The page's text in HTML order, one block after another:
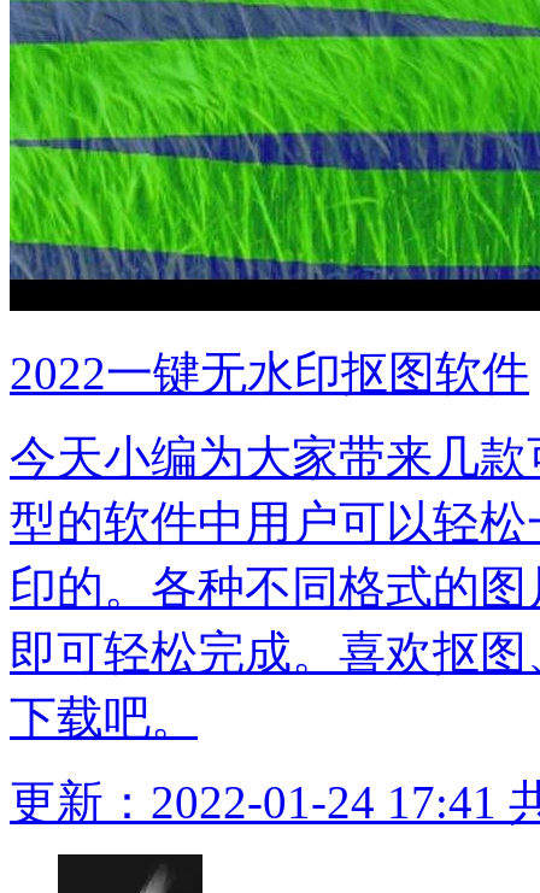
2022一键无水印抠图软件
今天小编为大家带来几
型的软件中用户可以轻
印的。各种不同格式的
即可轻松完成。喜欢抠
下载吧。
更新：2022-01-24 17:41